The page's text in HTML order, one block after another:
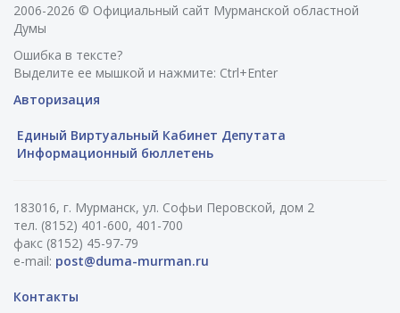
2006-2026 © Официальный сайт Мурманской областной
Думы
Ошибка в тексте?
Выделите ее мышкой и нажмите: Ctrl+Enter
Авторизация
Единый Виртуальный Кабинет Депутата
Информационный бюллетень
183016, г. Мурманск, ул. Софьи Перовской, дом 2
тел. (8152) 401-600, 401-700
факс (8152) 45-97-79
e-mail: post@duma-murman.ru
Контакты